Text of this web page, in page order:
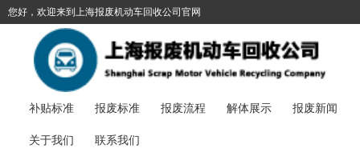
您好，欢迎来到上海报废机动车回收公司官网
报废汽车服务热线：
021-57662278
补贴标准 报废标准 报废流程 解体展示 报废新闻
关于我们 联系我们